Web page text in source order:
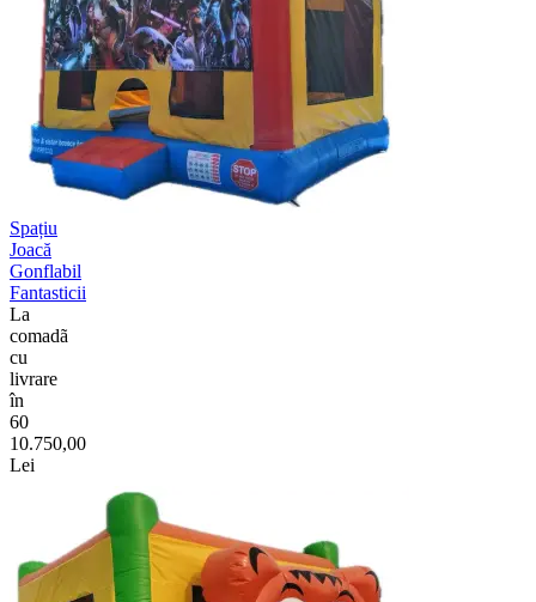
Spațiu
Joacă
Gonflabil
Fantasticii
La
comadã
cu
livrare
în
60
10.750,00
Lei